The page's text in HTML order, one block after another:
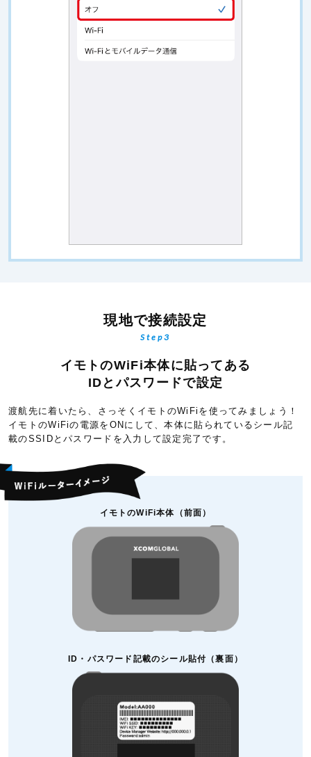
現地で接続設定
Step3
イモトのWiFi本体に貼ってある
IDとパスワードで設定
渡航先に着いたら、さっそくイモトのWiFiを使ってみましょう！
イモトのWiFiの電源をONにして、本体に貼られているシール記
載のSSIDとパスワードを入力して設定完了です。
イモトのWiFi本体（前面）
ID・パスワード記載のシール貼付（裏面）